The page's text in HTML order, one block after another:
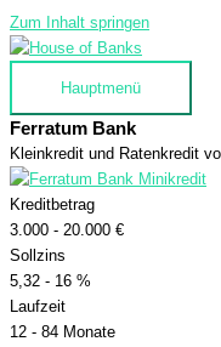
Zum Inhalt springen
Hauptmenü
Ferratum Bank
Kleinkredit und Ratenkredit
Kreditbetrag
3.000 - 20.000 €
Sollzins
5,32 - 16 %
Laufzeit
12 - 84 Monate